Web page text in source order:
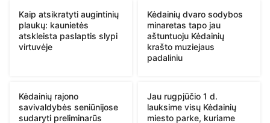
Kaip atsikratyti augintinių
plaukų: kaunietės
atskleista paslaptis slypi
virtuvėje
Kėdainių dvaro sodybos
minaretas tapo jau
aštuntuoju Kėdainių
krašto muziejaus
padaliniu
Kėdainių rajono
savivaldybės seniūnijose
sudaryti preliminarūs
Jau rugpjūčio 1 d.
lauksime visų Kėdainių
miesto parke, kuriame